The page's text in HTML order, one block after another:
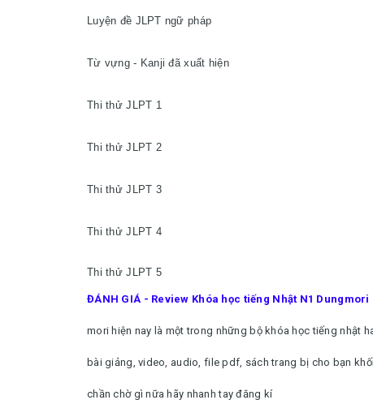
Luyện đề JLPT ngữ pháp
Từ vựng - Kanji đã xuất hiện
Thi thử JLPT 1
Thi thử JLPT 2
Thi thử JLPT 3
Thi thử JLPT 4
Thi thử JLPT 5
ĐÁNH GIÁ - Review Khóa học tiếng Nhật N1
mori hiện nay là một trong những bộ khóa học tiếng nhật
bài giảng, video, audio, file pdf, sách trang bị cho bạn
chần chờ gì nữa hãy nhanh tay đăng kí